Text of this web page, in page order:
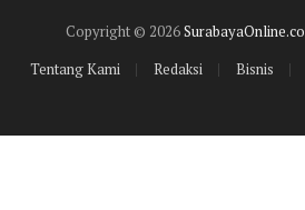
Copyright © 2026SurabayaOnline.co
Tentang Kami
Redaksi Bisnis